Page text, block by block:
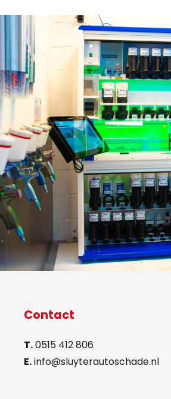
Contact
T.0515 412 806
E.info@sluyterautoschade.nl